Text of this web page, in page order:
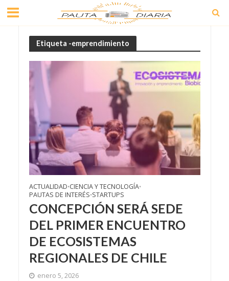
Etiqueta -emprendimiento
ACTUALIDAD•CIENCIA Y TECNOLOGÍA•
PAUTAS DE INTERÉS•STARTUPS
CONCEPCIÓN SERÁ SEDE
DEL PRIMER ENCUENTRO
DE ECOSISTEMAS
REGIONALES DE CHILE
enero 5, 2026